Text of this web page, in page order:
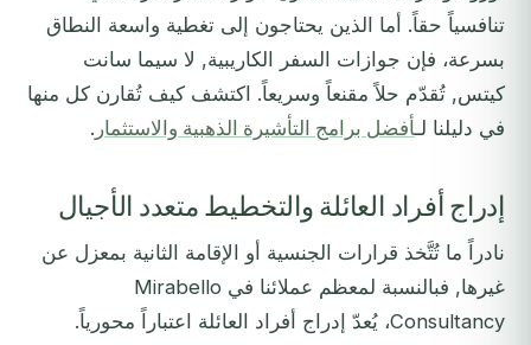
تنافسياً حقاً. أما الذين يحتاجون إلى تغطية واسعة النطاق
بسرعة، فإن جوازات السفر الكاريبية, لا سيما سانت
كيتس, تُقدّم حلاً مقنعاً وسريعاً. اكتشف كيف تُقارن كل منها
في دليلنا لـأفضل برامج التأشيرة الذهبية والاستثمار .
إدراج أفراد العائلة والتخطيط متعدد الأجيال
نادراً ما تُتَّخذ قرارات الجنسية أو الإقامة الثانية بمعزل عن
غيرها, فبالنسبة لمعظم عملائنا في Mirabello
Consultancy، يُعدّ إدراج أفراد العائلة اعتباراً محورياً.